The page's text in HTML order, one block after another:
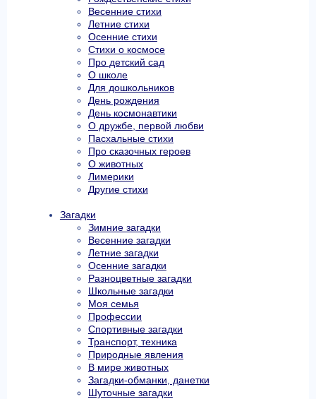
Весенние стихи
Летние стихи
Осенние стихи
Стихи о космосе
Про детский сад
О школе
Для дошкольников
День рождения
День космонавтики
О дружбе, первой любви
Пасхальные стихи
Про сказочных героев
О животных
Лимерики
Другие стихи
Загадки
Зимние загадки
Весенние загадки
Летние загадки
Осенние загадки
Разноцветные загадки
Школьные загадки
Моя семья
Профессии
Спортивные загадки
Транспорт, техника
Природные явления
В мире животных
Загадки-обманки, данетки
Шуточные загадки